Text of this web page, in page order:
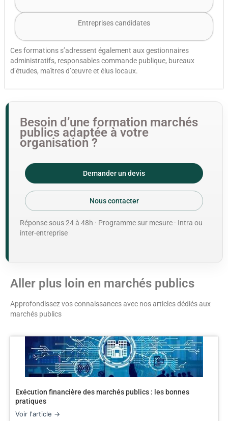
Entreprises candidates
Ces formations s’adressent également aux gestionnaires
administratifs, responsables commande publique, bureaux
d’études, maîtres d’œuvre et élus locaux.
Besoin d’une formation marchés
publics adaptée à votre
organisation ?
Demander un devis
Nous contacter
Réponse sous 24 à 48h · Programme sur mesure · Intra ou
inter-entreprise
Aller plus loin en marchés publics
Approfondissez vos connaissances avec nos articles dédiés aux
marchés publics
Exécution financière des marchés publics : les bonnes
pratiques
Voir l'article →